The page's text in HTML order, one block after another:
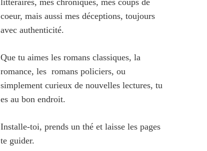
littéraires, mes chroniques, mes coups de
coeur, mais aussi mes déceptions, toujours
avec authenticité.
Que tu aimes les romans classiques, la
romance, les romans policiers, ou
simplement curieux de nouvelles lectures, tu
es au bon endroit.
Installe-toi, prends un thé et laisse les pages
te guider.